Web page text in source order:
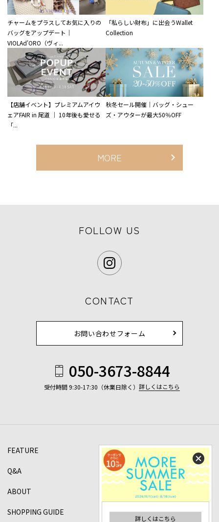
詳しくはこちら
チャームをプラスしてお気に入りの
バッグをアップデート｜
VIOLAd'ORO（ヴィ...
「私らしい財布」に出会うWallet
Collection
【店舗イベント】プレミアムアイウ
ェアFAIR in 尾道 ｜ 10年後も愛せる
「...
秋冬セール開催｜バッグ・シュー
ズ・アウターが最大50％OFF
MORE
FOLLOW US
CONTACT
お問い合わせフォーム
050-3673-8844
受付時間 9:30-17:30（休業日除く） 詳しくはこちら
FEATURE
Q&A
ABOUT
SHOPPING GUIDE